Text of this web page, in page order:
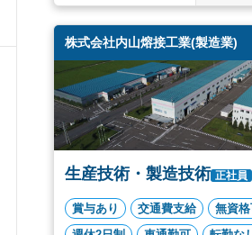
株式会社内山熔接工業(製造業)
生産技術・製造技術 正社員
賞与あり 交通費支給
無資